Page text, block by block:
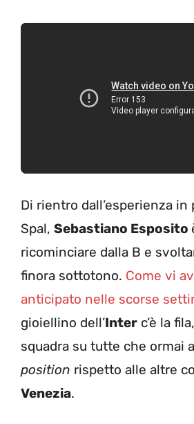
Di rientro dall’esperienza
Spal, Sebastiano Esposito
ricominciare dalla B e
finora sottotono. Come vi
anticipato nelle scorse
gioiellino dell’Inter c’è la
squadra su tutte che ormai
position rispetto alle altre
Venezia.